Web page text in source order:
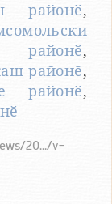
районӗ,
районӗ,
районӗ,
районӗ,
20.../v-